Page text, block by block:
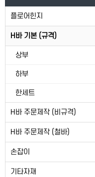
플로어힌지
H바 기본 (규격)
상부
하부
한세트
H바 주문제작 (비규격)
H바 주문제작 (철바)
손잡이
기타자재